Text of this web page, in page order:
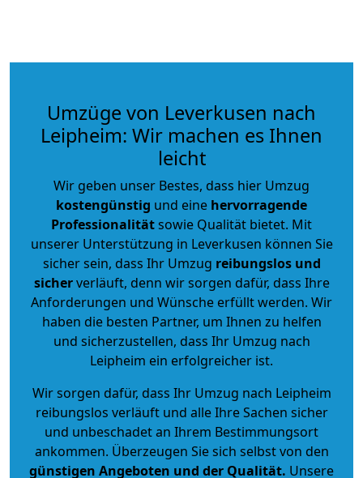
Umzüge von Leverkusen nach
Leipheim: Wir machen es Ihnen
leicht
Wir geben unser Bestes, dass hier Umzug
kostengünstig und eine hervorragende
Professionalitätsowie Qualität bietet. Mit
unserer Unterstützung in Leverkusen können Sie
sicher sein, dass Ihr Umzug reibungslos und
sicherverläuft, denn wir sorgen dafür, dass Ihre
Anforderungen und Wünsche erfüllt werden. Wir
haben die besten Partner, um Ihnen zu helfen
und sicherzustellen, dass Ihr Umzug nach
Leipheim ein erfolgreicher ist.
Wir sorgen dafür, dass Ihr Umzug nach Leipheim
reibungslos verläuft und alle Ihre Sachen sicher
und unbeschadet an Ihrem Bestimmungsort
ankommen. Überzeugen Sie sich selbst von den
günstigen Angeboten und der Qualität. Unsere